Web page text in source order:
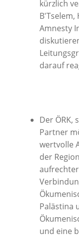
kürzlich
B'Tselem,
Amnesty
darauf
Der ÖRK,
Partner
wertvolle
der
Palästina
und eine